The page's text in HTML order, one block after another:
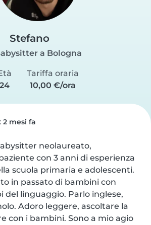
Stefano
a Bologna
24
Tariffa oraria
10,00 €/ora
2 mesi fa
neolaureato,
con 3 anni di esperienza
scuola primaria e adolescenti.
in passato di bambini con
del linguaggio. Parlo inglese,
Adoro leggere, ascoltare la
con i bambini. Sono a mio agio